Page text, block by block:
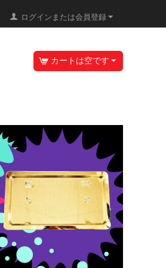
ログインまたは会員登録
カートは空です